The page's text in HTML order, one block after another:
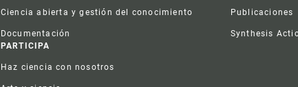
Ciencia abierta y gestión del conocimiento
Documentación
Publicaciones
Synthesis
PARTICIPA
Haz ciencia con nosotros